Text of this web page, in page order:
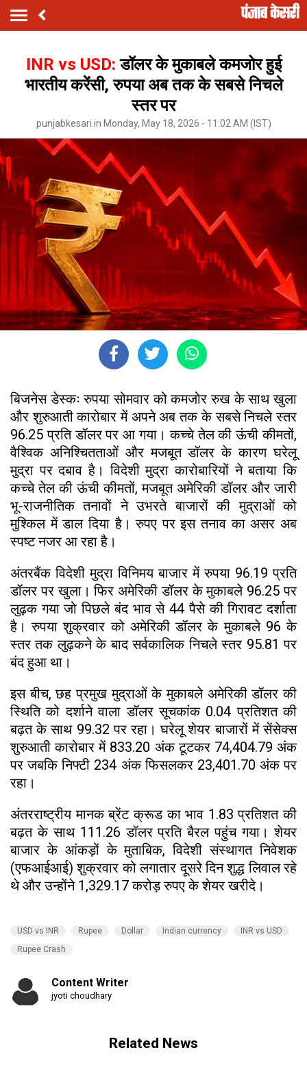
INR vs USD:डॉलर के मुकाबले कमजोर हुई
भारतीय करेंसी, रुपया अब तक के सबसे निचले
स्तर पर
punjabkesari.in Monday, May 18, 2026 - 11:02 AM (IST)
बिजनेस डेस्कः रुपया सोमवार को कमजोर रुख के साथ खुला
और शुरुआती कारोबार में अपने अब तक के सबसे निचले स्तर
96.25 प्रति डॉलर पर आ गया। कच्चे तेल की ऊंची कीमतों,
वैश्विक अनिश्चितताओं और मजबूत डॉलर के कारण घरेलू
मुद्रा पर दबाव है। विदेशी मुद्रा कारोबारियों ने बताया कि
कच्चे तेल की ऊंची कीमतों, मजबूत अमेरिकी डॉलर और जारी
भू-राजनीतिक तनावों ने उभरते बाजारों की मुद्राओं को
मुश्किल में डाल दिया है। रुपए पर इस तनाव का असर अब
स्पष्ट नजर आ रहा है।
अंतरबैंक विदेशी मुद्रा विनिमय बाजार में रुपया 96.19 प्रति
डॉलर पर खुला। फिर अमेरिकी डॉलर के मुकाबले 96.25 पर
लुढ़क गया जो पिछले बंद भाव से 44 पैसे की गिरावट दर्शाता
है। रुपया शुक्रवार को अमेरिकी डॉलर के मुकाबले 96 के
स्तर तक लुढ़कने के बाद सर्वकालिक निचले स्तर 95.81 पर
बंद हुआ था।
इस बीच, छह प्रमुख मुद्राओं के मुकाबले अमेरिकी डॉलर की
स्थिति को दर्शाने वाला डॉलर सूचकांक 0.04 प्रतिशत की
बढ़त के साथ 99.32 पर रहा। घरेलू शेयर बाजारों में सेंसेक्स
शुरुआती कारोबार में 833.20 अंक टूटकर 74,404.79 अंक
पर जबकि निफ्टी 234 अंक फिसलकर 23,401.70 अंक पर
रहा।
अंतरराष्ट्रीय मानक ब्रेंट क्रूड का भाव 1.83 प्रतिशत की
बढ़त के साथ 111.26 डॉलर प्रति बैरल पहुंच गया। शेयर
बाजार के आंकड़ों के मुताबिक, विदेशी संस्थागत निवेशक
(एफआईआई) शुक्रवार को लगातार दूसरे दिन शुद्ध लिवाल रहे
थे और उन्होंने 1,329.17 करोड़ रुपए के शेयर खरीदे।
USD vs INR Rupee Dollar Indian currency
INR vs USD
Rupee Crash
Content Writer
jyoti choudhary
Related News